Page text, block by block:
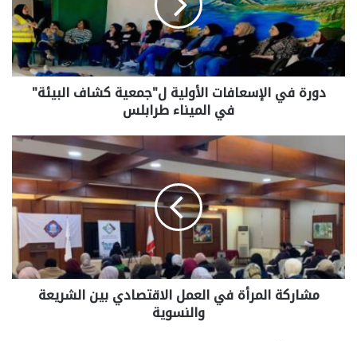
دورة في الإسعافات الأولية ل"جمعية كشاف البيئة"
في الميناء طرابلس
مشاركة المرأة في العمل الاقتصادي بين الشريعة
والنسوية